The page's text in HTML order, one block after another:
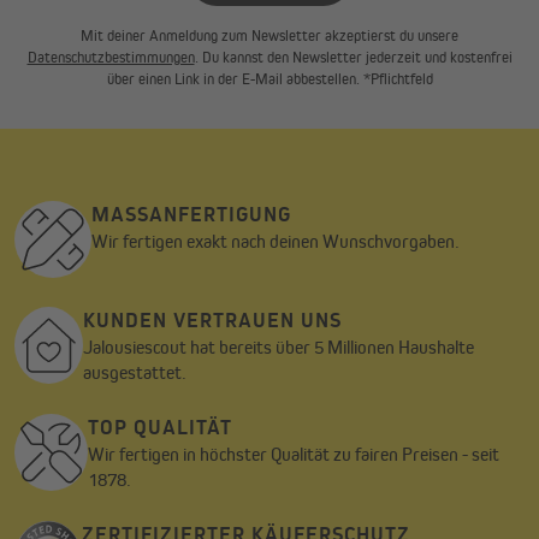
Unser Dach: immer straff gespannt, 100%
wasserdicht!
Echte Profiqualität hört jedoch nicht beim Gestell auf – auch das
Dach muss perfekt sitzen! Kein Problem beim Dach des PRO 30
Mit deiner Anmeldung zum Newsletter akzeptierst du unsere
Datenschutzbestimmungen. Du kannst den Newsletter jederzeit und kostenfrei
über einen Link in der E-Mail abbestellen. *Pflichtfeld
MASSANFERTIGUNG
Wir fertigen exakt nach deinen Wunschvorgaben.
KUNDEN VERTRAUEN UNS
Jalousiescout hat bereits über 5 Millionen Haushalte
ausgestattet.
TOP QUALITÄT
Wir fertigen in höchster Qualität zu fairen Preisen - seit
1878.